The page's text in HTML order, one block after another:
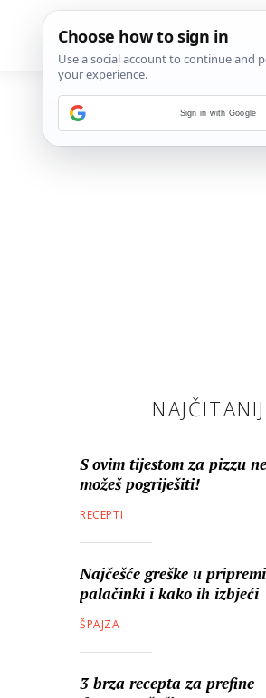
S ovim tijestom za pizzu ne
možeš pogriješiti!
RECEPTI
Najčešće greške u pripremi
palačinki i kako ih izbjeći
ŠPAJZA
3 brza recepta za prefine
Sign in with Google